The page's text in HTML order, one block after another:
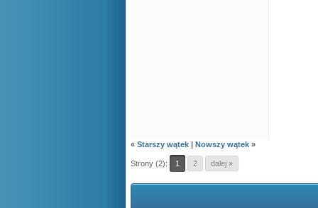
« Starszy wątek | Nowszy wątek »
Strony (2): 1 2 dalej »